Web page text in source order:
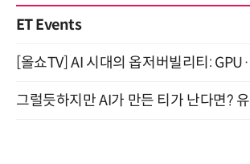
ET Events